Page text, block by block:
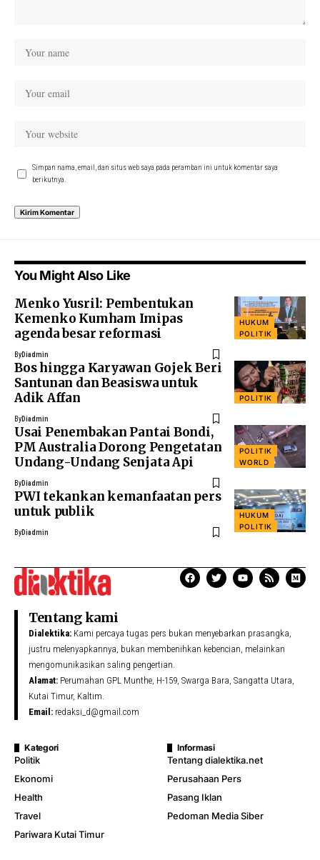
Simpan nama, email, dan situs web saya pada peramban ini untuk komentar saya
berikutnya.
You Might Also Like
HUKUM
POLITIK
Menko Yusril: Pembentukan
Kemenko Kumham Imipas
agenda besar reformasi
ByDiadmin
POLITIK
Bos hingga Karyawan Gojek Beri
Santunan dan Beasiswa untuk
Adik Affan
ByDiadmin
POLITIK
WORLD
Usai Penembakan Pantai Bondi,
PM Australia Dorong Pengetatan
Undang-Undang Senjata Api
ByDiadmin
HUKUM
POLITIK
PWI tekankan kemanfaatan pers
untuk publik
ByDiadmin
Tentang kami
Dialektika: Kami percaya tugas pers bukan menyebarkan prasangka,
justru melenyapkannya, bukan membenihkan kebencian, melainkan
mengomunikasikan saling pengertian.
Alamat: Perumahan GPL Munthe, H-159, Swarga Bara, Sangatta Utara,
Kutai Timur, Kaltim.
Email: redaksi_d@gmail.com
Kategori
Politik
Ekonomi
Health
Travel
Pariwara Kutai Timur
Informasi
Tentang dialektika.net
Perusahaan Pers
Pasang Iklan
Pedoman Media Siber